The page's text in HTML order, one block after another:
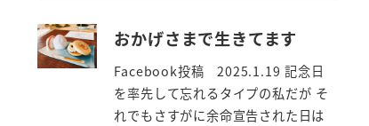
おかげさまで生きてます
Facebook投稿 2025.1.19 記念日
を率先して忘れるタイプの私だが そ
れでもさすがに余命宣告された日は